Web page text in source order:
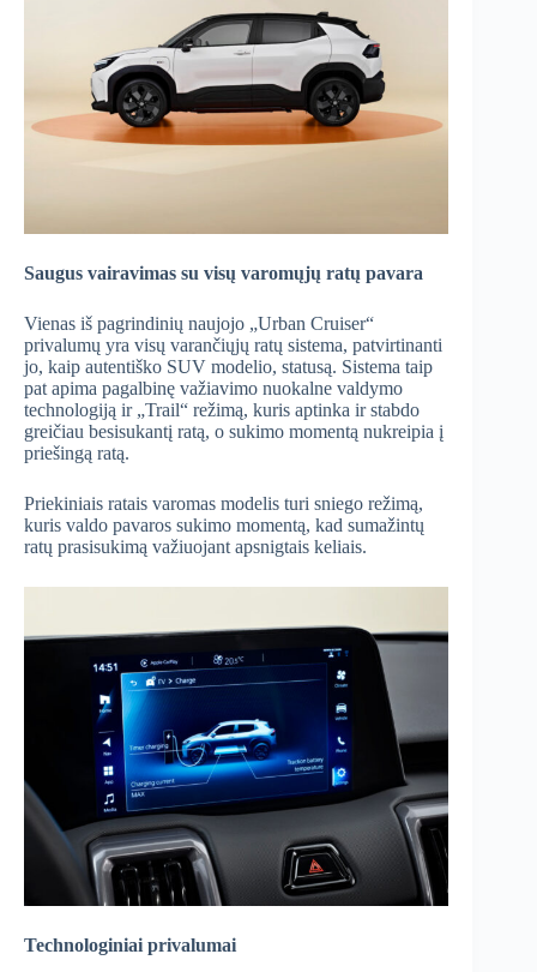
Saugus vairavimas su visų varomųjų ratų pavara
Vienas iš pagrindinių naujojo „Urban Cruiser“
privalumų yra visų varančiųjų ratų sistema, patvirtinanti
jo, kaip autentiško SUV modelio, statusą. Sistema taip
pat apima pagalbinę važiavimo nuokalne valdymo
technologiją ir „Trail“ režimą, kuris aptinka ir stabdo
greičiau besisukantį ratą, o sukimo momentą nukreipia į
priešingą ratą.
Priekiniais ratais varomas modelis turi sniego režimą,
kuris valdo pavaros sukimo momentą, kad sumažintų
ratų prasisukimą važiuojant apsnigtais keliais.
Technologiniai privalumai